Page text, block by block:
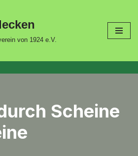
von 1924 e.V.
Scheine